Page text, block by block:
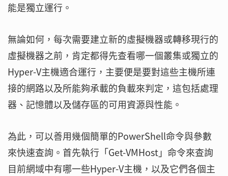
能是獨立運行。
無論如何，每次需要建立新的虛擬機器或轉移現行的
虛擬機器之前，肯定都得先查看哪一個叢集或獨立的
Hyper-V主機適合運行，主要便是要對這些主機所連
接的網路以及所能夠承載的負載來判定，這包括處理
器、記憶體以及儲存區的可用資源與性能。
為此，可以善用幾個簡單的PowerShell命令與參數
來快速查詢。首先執行「Get-VMHost」命令來查詢
目前網域中有哪一些Hyper-V主機，以及它們各個主